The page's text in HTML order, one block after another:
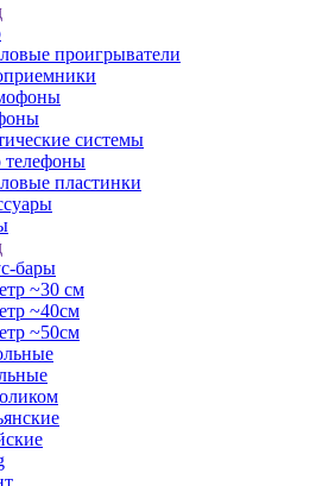
проигрыватели
системы
телефоны
пластинки
бары
~30 см
~40см
~50см